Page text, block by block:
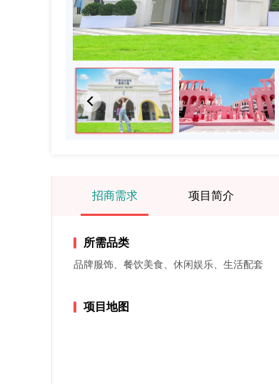
招商需求 项目简介
所需品类
品牌服饰、餐饮美食、休闲娱乐、生活配套
项目地图